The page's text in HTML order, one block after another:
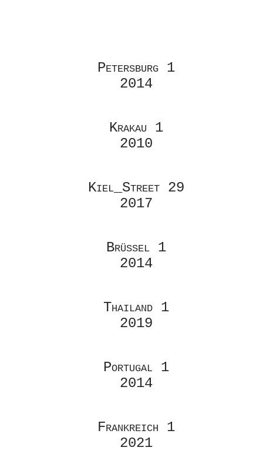
Petersburg 1
2014
Krakau 1
2010
Kiel_Street 29
2017
Brüssel 1
2014
Thailand 1
2019
Portugal 1
2014
Frankreich 1
2021